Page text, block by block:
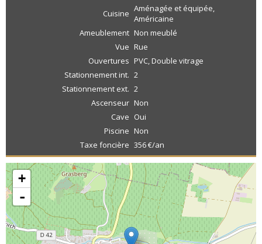
Cuisine Aménagée et équipée,
Américaine
Ameublement Non meublé
Vue Rue
Ouvertures PVC, Double vitrage
Stationnement int. 2
Stationnement ext. 2
Ascenseur Non
Cave Oui
Piscine Non
Taxe foncière 356 €/an
+
-